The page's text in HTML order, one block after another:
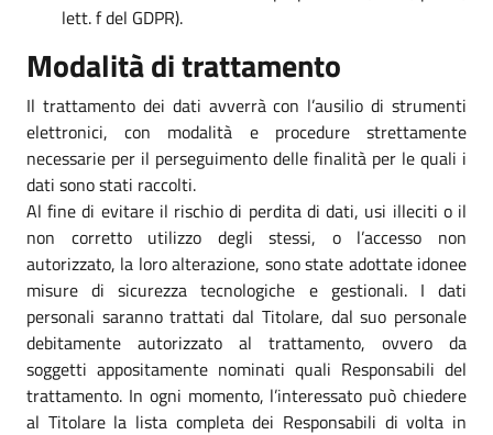
lett. f del GDPR).
Modalità di trattamento
Il trattamento dei dati avverrà con l’ausilio di strumenti
elettronici, con modalità e procedure strettamente
necessarie per il perseguimento delle finalità per le quali i
dati sono stati raccolti.
Al fine di evitare il rischio di perdita di dati, usi illeciti o il
non corretto utilizzo degli stessi, o l’accesso non
autorizzato, la loro alterazione, sono state adottate idonee
misure di sicurezza tecnologiche e gestionali. I dati
personali saranno trattati dal Titolare, dal suo personale
debitamente autorizzato al trattamento, ovvero da
soggetti appositamente nominati quali Responsabili del
trattamento. In ogni momento, l’interessato può chiedere
al Titolare la lista completa dei Responsabili di volta in